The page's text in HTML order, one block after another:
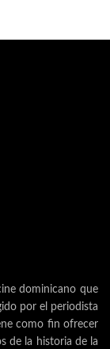
dominicano que
por el periodista
como fin ofrecer
de la historia de la